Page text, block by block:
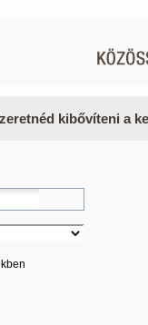
kibővíteni a